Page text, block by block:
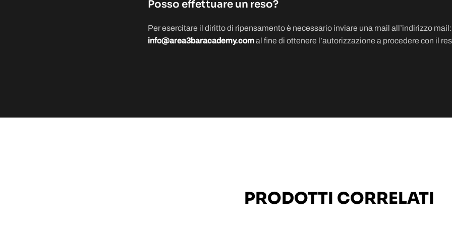
Posso effettuare un reso?
Per esercitare il diritto di ripensamento è necessario inviare una mail all’indirizzo mail:
info@area3baracademy.comal fine di ottenere l’autorizzazione a procedere con il
PRODOTTI CORRELATI